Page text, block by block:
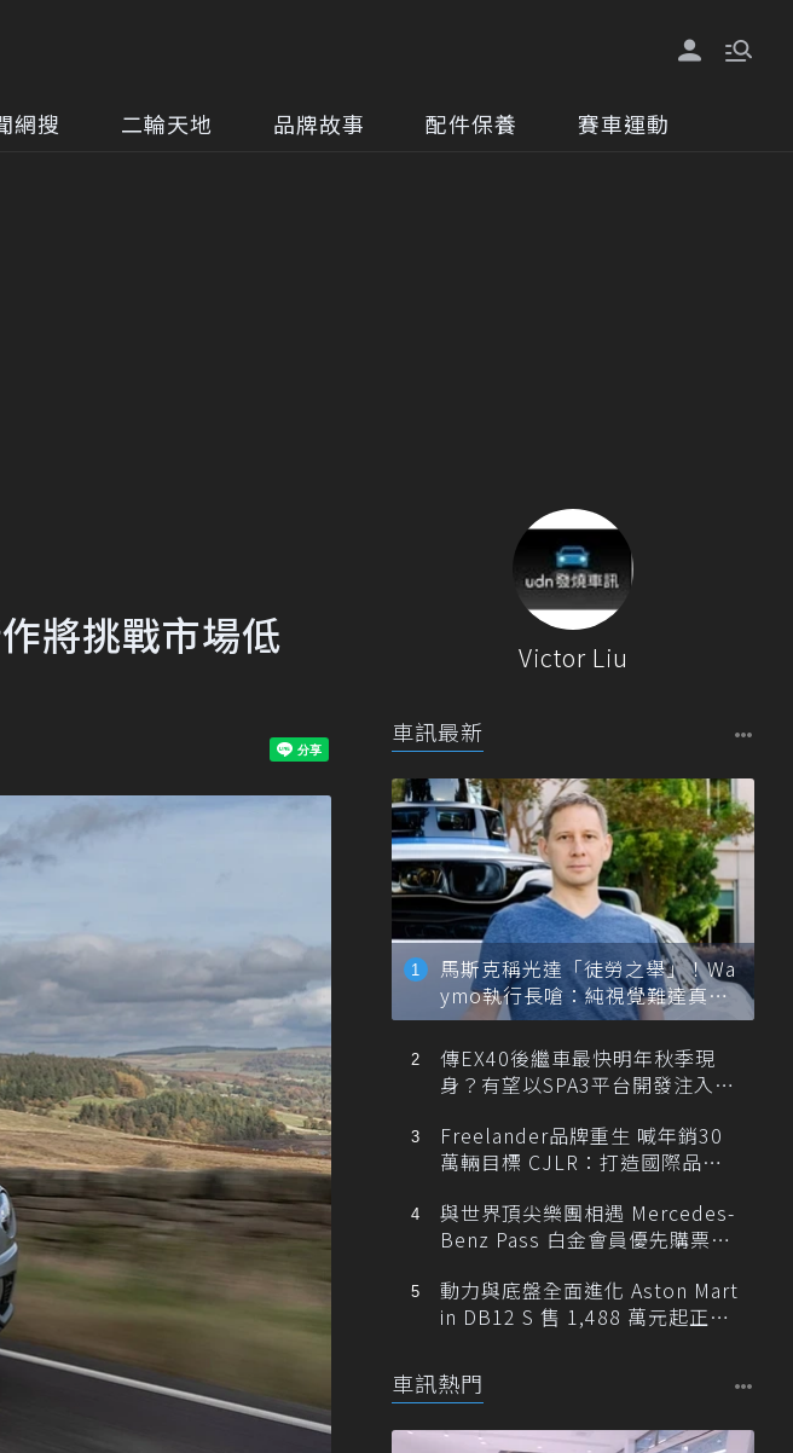
網搜 二輪天地 品牌故事 配件保養 賽車運動
將挑戰市場低
Victor Liu
車訊最新
馬斯克稱光達「徒勞之舉」！Wa
ymo執行長嗆：純視覺難達真正
自動駕駛
傳EX40後繼車最快明年秋季現
身？有望以SPA3平台開發注入80
Freelander品牌重生 喊年銷30
萬輛目標 CJLR：打造國際品牌
與世界頂尖樂團相遇 Mercedes-
Benz Pass 白金會員優先購票維
動力與底盤全面進化 Aston Mart
in DB12 S 售 1,488 萬元起正式
車訊熱門